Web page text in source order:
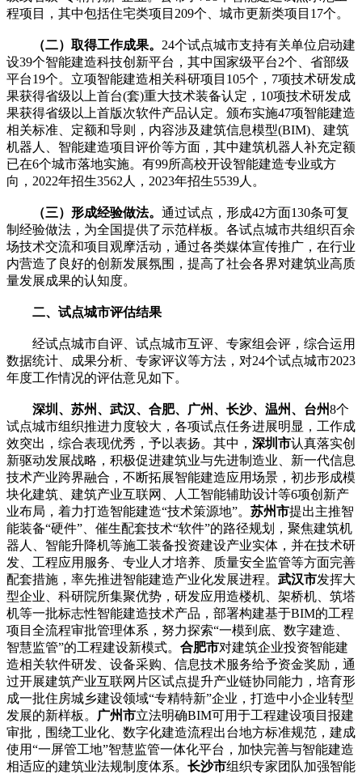
程项目，其中包括住宅类项目209个、城市更新类项目17个。
（二）取得工作成果。 24个试点城市支持有关单位启动建
设39个智能建造科技创新平台，其中国家级平台2个、省部级
平台19个。立项智能建造相关科研项目105个，7项技术研发成
果获得省级以上首台(套)重大技术装备认定，10项技术研发成
果获得省级以上首版次软件产品认定。颁布实施47项智能建造
相关标准、定额和导则，内容涉及建筑信息模型(BIM)、建筑
机器人、智能建造项目评价等方面，其中建筑机器人补充定额
已在6个城市落地实施。有99所高校开设智能建造专业或方
向，2022年招生3562人，2023年招生5539人。
（三）形成经验做法。 通过试点，形成42方面130条可复
制经验做法，为全国提供了示范样板。各试点城市共组织百余
场技术交流和项目观摩活动，通过各类媒体宣传推广，在行业
内营造了良好的创新发展氛围，提高了社会各界对建筑业高质
量发展成果的认知度。
二、试点城市评估结果
经试点城市自评、试点城市互评、专家组会评，综合运用
数据统计、成果分析、专家评议等方法，对24个试点城市2023
年度工作情况的评估意见如下。
深圳、苏州、武汉、合肥、广州、长沙、温州、台州8个
试点城市组织推进力度较大，各项试点任务进展明显，工作成
效突出，综合表现优秀，予以表扬。其中， 深圳市认真落实创
新驱动发展战略，积极促进建筑业与先进制造业、新一代信息
技术产业跨界融合，不断拓展智能建造应用场景，初步形成模
块化建筑、建筑产业互联网、人工智能辅助设计等6项创新产
业布局，着力打造智能建造“技术策源地”。 苏州市提出主推智
能装备“硬件”、催生配套技术“软件”的路径规划，聚焦建筑机
器人、智能升降机等施工装备投资建设产业实体，并在技术研
发、工程应用服务、专业人才培养、质量安全监管等方面完善
配套措施，率先推进智能建造产业化发展进程。 武汉市发挥大
型企业、科研院所集聚优势，研发应用造楼机、架桥机、筑塔
机等一批标志性智能建造技术产品，部署构建基于BIM的工程
项目全流程审批管理体系，努力探索“一模到底、数字建造、
智慧监管”的工程建设新模式。 合肥市对建筑企业投资智能建
造相关软件研发、设备采购、信息技术服务给予资金奖励，通
过开展建筑产业互联网片区试点提升产业链协同能力，培育形
成一批住房城乡建设领域“专精特新”企业，打造中小企业转型
发展的新样板。
广州市立法明确BIM可用于工程建设项目报建
审批，围绕工业化、数字化建造流程出台地方标准规范，建成
使用“一屏管工地”智慧监管一体化平台，加快完善与智能建造
相适应的建筑业法规制度体系。 长沙市组织专家团队加强智能